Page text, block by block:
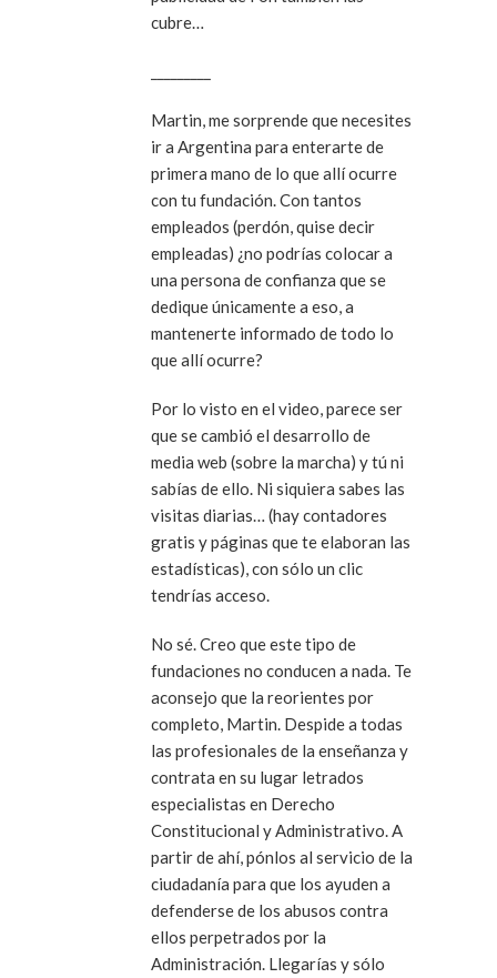
cubre…
Martin, me sorprende que necesites
ir a Argentina para enterarte de
primera mano de lo que allí ocurre
con tu fundación. Con tantos
empleados (perdón, quise decir
empleadas) ¿no podrías colocar a
una persona de confianza que se
dedique únicamente a eso, a
mantenerte informado de todo lo
que allí ocurre?
Por lo visto en el video, parece ser
que se cambió el desarrollo de
media web (sobre la marcha) y tú ni
sabías de ello. Ni siquiera sabes las
visitas diarias… (hay contadores
gratis y páginas que te elaboran las
estadísticas), con sólo un clic
tendrías acceso.
No sé. Creo que este tipo de
fundaciones no conducen a nada. Te
aconsejo que la reorientes por
completo, Martin. Despide a todas
las profesionales de la enseñanza y
contrata en su lugar letrados
especialistas en Derecho
Constitucional y Administrativo. A
partir de ahí, pónlos al servicio de la
ciudadanía para que los ayuden a
defenderse de los abusos contra
ellos perpetrados por la
Administración. Llegarías y sólo